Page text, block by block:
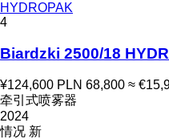
HYDROPAK
4
Biardzki 2500/18
¥124,600 PLN 68,800 ≈
牵引式喷雾器
2024
情况 新